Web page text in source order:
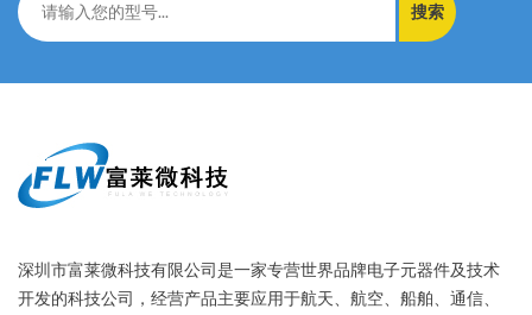
搜索
深圳市富莱微科技有限公司是一家专营世界品牌电子元器件及技术
开发的科技公司，经营产品主要应用于航天、航空、船舶、通信、